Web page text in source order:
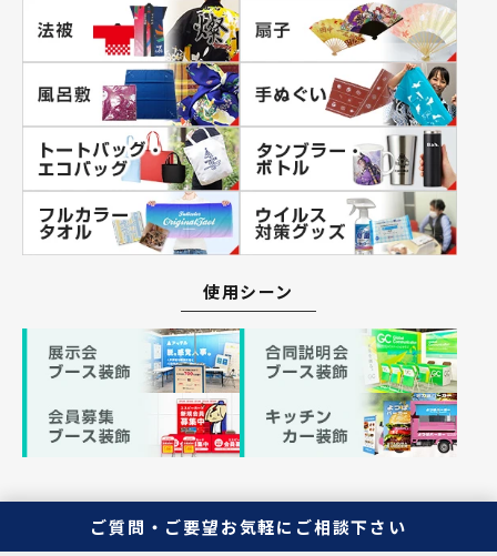
使用シーン
ご質問・ご要望お気軽にご相談下さい